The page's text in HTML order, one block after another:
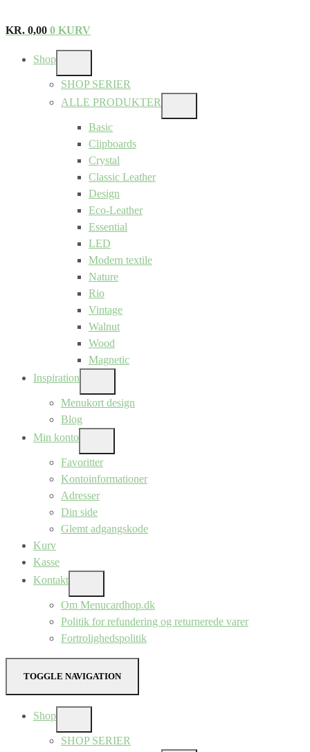
KR. 0,00 0 KURV
Shop
SUB
MENU
SHOP SERIER
ALLE PRODUKTER
SUB
Basic
Clipboards
Crystal
Classic Leather
Design
Eco-Leather
Essential
LED
Modern textile
Nature
Rio
Vintage
Walnut
Wood
Magnetic
Inspiration
SUB
MENU
Menukort design
Blog
Min konto
SUB
MENU
Favoritter
Kontoinformationer
Adresser
Din side
Glemt adgangskode
Kurv
Kasse
Kontakt
SUB
MENU
Om Menucardhop.dk
Politik for refundering og returnerede varer
Fortrolighedspolitik
TOGGLE NAVIGATION
Shop
SUB
MENU
SHOP SERIER